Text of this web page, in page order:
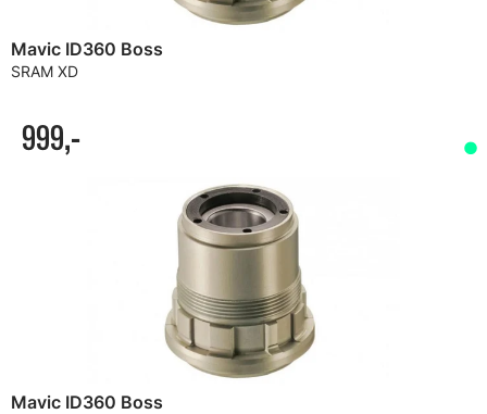
Mavic ID360 Boss
SRAM XD
999,-
Mavic ID360 Boss